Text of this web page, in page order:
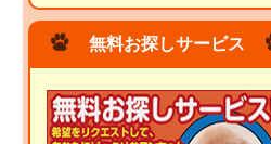
無料お探しサービス